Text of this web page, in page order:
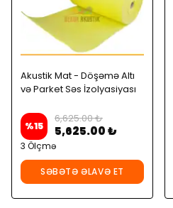
Akustik Mat - Döşəmə Altı
və Parket Səs İzolyasiyası
%15
6,625.00 ₺
5,625.00 ₺
3 Ölçmə
SƏBƏTƏ ƏLAVƏ ET